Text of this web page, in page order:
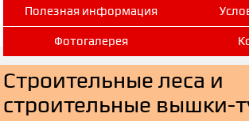
Полезная информация
Фотогалерея
Строительные леса и
строительные вышки-